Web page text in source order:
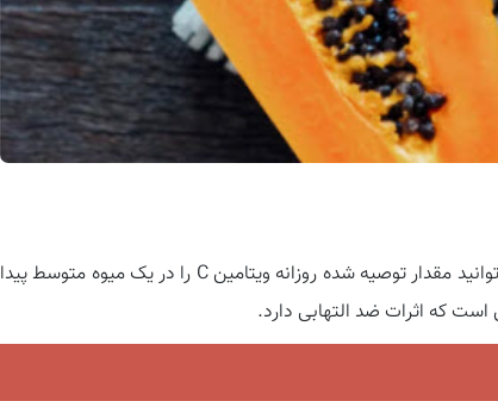
پاپایا یکی دیگر از میوه های مملو از ویتامین C است. می توانید مقدار توصیه شده روزانه ویتامین C را در یک میوه متوسط ​​پیدا
است که اثرات ضد التهابی دارد.